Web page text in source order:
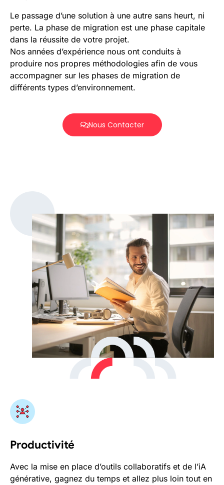
Le passage d’une solution à une autre sans heurt, ni
perte. La phase de migration est une phase capitale
dans la réussite de votre projet.
Nos années d’expérience nous ont conduits à
produire nos propres méthodologies afin de vous
accompagner sur les phases de migration de
différents types d’environnement.
Nous Contacter
Productivité
Avec la mise en place d’outils collaboratifs et de l’iA
générative, gagnez du temps et allez plus loin tout en